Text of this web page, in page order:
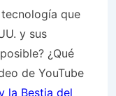
que
y sus
¿Qué
de YouTube
la Bestia del